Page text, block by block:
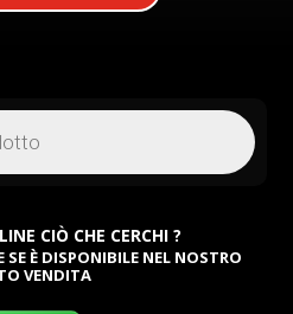
CIÒ CHE CERCHI ?
SE È DISPONIBILE NEL NOSTRO
VENDITA